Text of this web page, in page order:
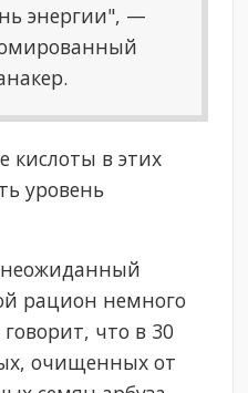
энергии", —
кислоты в этих
уровень
рацион немного
что в 30
очищенных от